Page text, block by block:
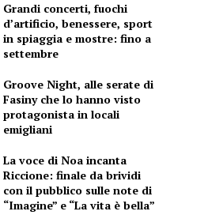
Grandi concerti, fuochi
d’artificio, benessere, sport
in spiaggia e mostre: fino a
settembre
Groove Night, alle serate di
Fasiny che lo hanno visto
protagonista in locali
emigliani
La voce di Noa incanta
Riccione: finale da brividi
con il pubblico sulle note di
“Imagine” e “La vita è bella”